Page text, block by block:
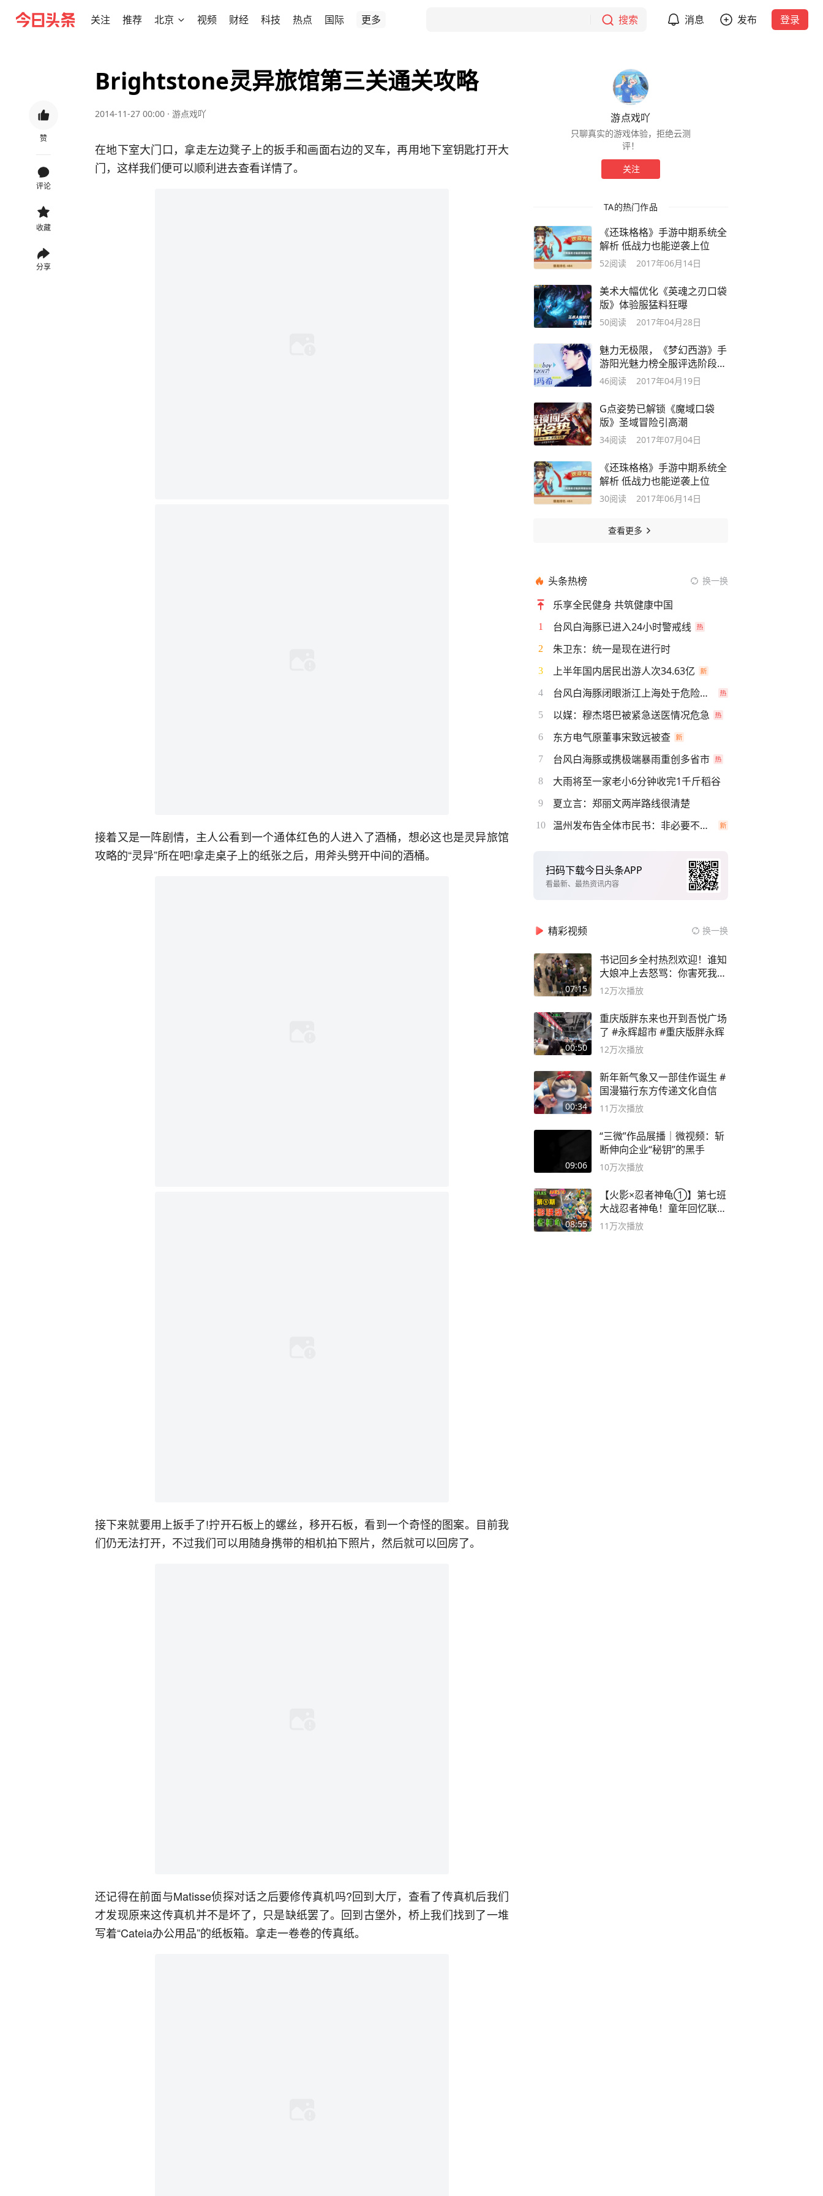
关注 推荐 北京 视频 财经 科技 热点 国际 更多 搜索 消息 发布 登录
赞
评论
收藏
分享
Brightstone灵异旅馆第三关通关攻略
2014-11-27 00:00 · 游点戏吖
在地下室大门口，拿走左边凳子上的扳手和画面右边的叉车，再用地下室钥匙打开大
门，这样我们便可以顺利进去查看详情了。
接着又是一阵剧情，主人公看到一个通体红色的人进入了酒桶，想必这也是灵异旅馆
攻略的“灵异”所在吧!拿走桌子上的纸张之后，用斧头劈开中间的酒桶。
接下来就要用上扳手了!拧开石板上的螺丝，移开石板，看到一个奇怪的图案。目前我
们仍无法打开，不过我们可以用随身携带的相机拍下照片，然后就可以回房了。
还记得在前面与Matisse侦探对话之后要修传真机吗?回到大厅，查看了传真机后我们
才发现原来这传真机并不是坏了，只是缺纸罢了。回到古堡外，桥上我们找到了一堆
写着“Cateia办公用品”的纸板箱。拿走一卷卷的传真纸。
游点戏吖
只聊真实的游戏体验，拒绝云测
评！
关注
TA的热门作品
《还珠格格》手游中期系统全
解析 低战力也能逆袭上位
52阅读 2017年06月14日
美术大幅优化《英魂之刃口袋
版》体验服猛料狂曝
50阅读 2017年04月28日
魅力无极限，《梦幻西游》手
游阳光魅力榜全服评选阶段开
启
46阅读 2017年04月19日
G点姿势已解锁《魔域口袋
版》圣域冒险引高潮
34阅读 2017年07月04日
《还珠格格》手游中期系统全
解析 低战力也能逆袭上位
30阅读 2017年06月14日
查看更多
头条热榜 换一换
乐享全民健身 共筑健康中国
1 台风白海豚已进入24小时警戒线
2 朱卫东：统一是现在进行时
3 上半年国内居民出游人次34.63亿
4 台风白海豚闭眼浙江上海处于危险半圆
5 以媒：穆杰塔巴被紧急送医情况危急
6 东方电气原董事宋致远被查
7 台风白海豚或携极端暴雨重创多省市
8 大雨将至一家老小6分钟收完1千斤稻谷
9 夏立言：郑丽文两岸路线很清楚
10 温州发布告全体市民书：非必要不外出
扫码下载今日头条APP
看最新、最热资讯内容
精彩视频 换一换
07:15
书记回乡全村热烈欢迎！谁知
大娘冲上去怒骂：你害死我儿
子
12万次播放
00:50
重庆版胖东来也开到吾悦广场
了 #永辉超市 #重庆版胖永辉
12万次播放
00:34
新年新气象又一部佳作诞生 #
国漫猫行东方传递文化自信
11万次播放
09:06
“三微”作品展播｜微视频：斩
断伸向企业“秘钥”的黑手
10万次播放
08:55
【火影×忍者神龟①】第七班
大战忍者神龟！童年回忆联动
论武？
11万次播放